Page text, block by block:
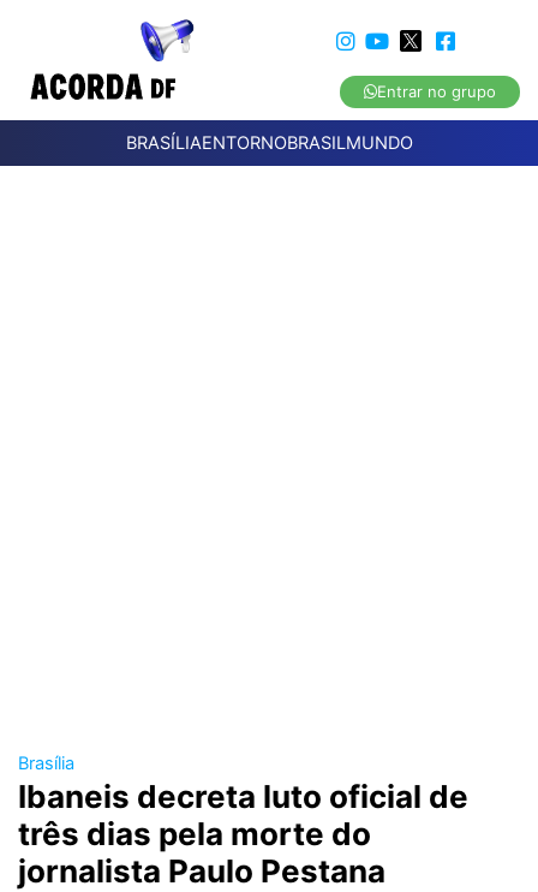
Entrar no grupo
BRASÍLIAENTORNOBRASILMUNDO
Brasília
Ibaneis decreta luto oficial de
três dias pela morte do
jornalista Paulo Pestana